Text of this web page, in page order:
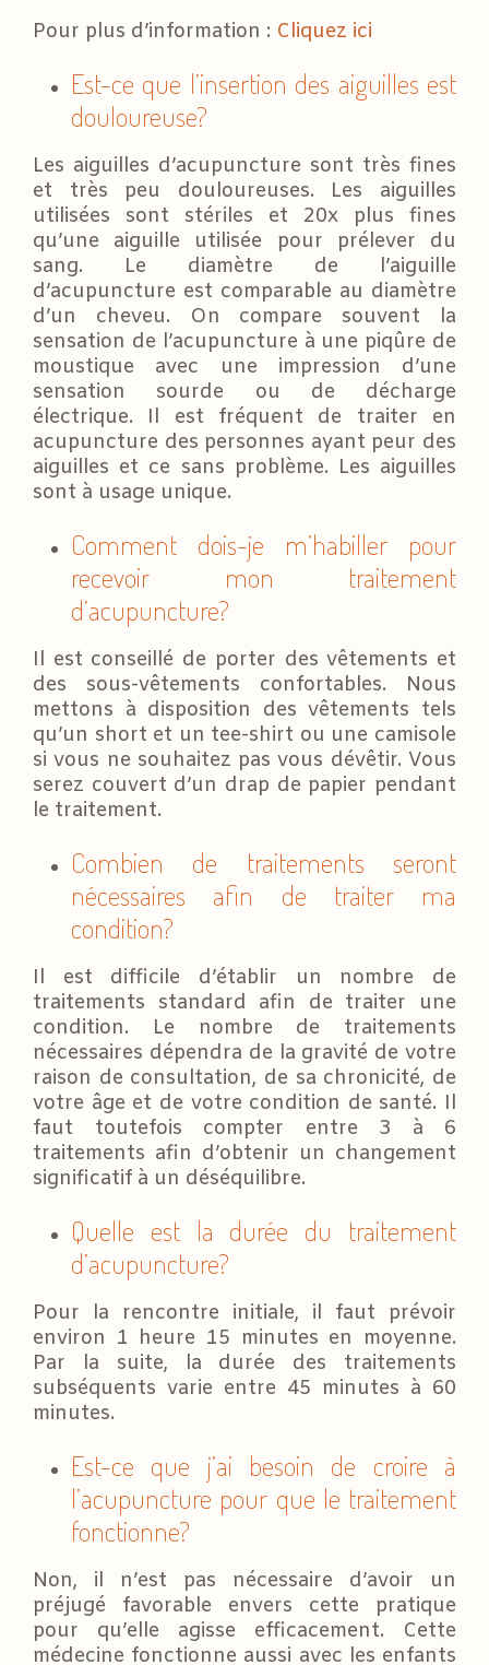
Pour plus d’information : Cliquez ici
Est-ce que l’insertion des aiguilles est
douloureuse?
Les aiguilles d’acupuncture sont très fines
et très peu douloureuses. Les aiguilles
utilisées sont stériles et 20x plus fines
qu’une aiguille utilisée pour prélever du
sang. Le diamètre de l’aiguille
d’acupuncture est comparable au diamètre
d’un cheveu. On compare souvent la
sensation de l’acupuncture à une piqûre de
moustique avec une impression d’une
sensation sourde ou de décharge
électrique. Il est fréquent de traiter en
acupuncture des personnes ayant peur des
aiguilles et ce sans problème. Les aiguilles
sont à usage unique.
Comment dois-je m’habiller pour
recevoir mon traitement
d’acupuncture?
Il est conseillé de porter des vêtements et
des sous-vêtements confortables. Nous
mettons à disposition des vêtements tels
qu’un short et un tee-shirt ou une camisole
si vous ne souhaitez pas vous dévêtir. Vous
serez couvert d’un drap de papier pendant
le traitement.
Combien de traitements seront
nécessaires afin de traiter ma
condition?
Il est difficile d’établir un nombre de
traitements standard afin de traiter une
condition. Le nombre de traitements
nécessaires dépendra de la gravité de votre
raison de consultation, de sa chronicité, de
votre âge et de votre condition de santé. Il
faut toutefois compter entre 3 à 6
traitements afin d’obtenir un changement
significatif à un déséquilibre.
Quelle est la durée du traitement
d’acupuncture?
Pour la rencontre initiale, il faut prévoir
environ 1 heure 15 minutes en moyenne.
Par la suite, la durée des traitements
subséquents varie entre 45 minutes à 60
minutes.
Est-ce que j’ai besoin de croire à
l’acupuncture pour que le traitement
fonctionne?
Non, il n’est pas nécessaire d’avoir un
préjugé favorable envers cette pratique
pour qu’elle agisse efficacement. Cette
médecine fonctionne aussi avec les enfants